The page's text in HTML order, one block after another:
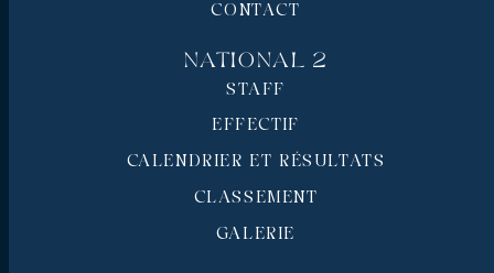
CONTACT
National 2
STAFF
EFFECTIF
CALENDRIER ET RÉSULTATS
CLASSEMENT
GALERIE